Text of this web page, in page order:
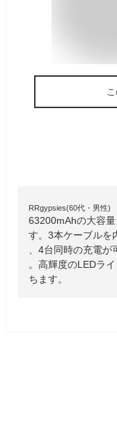
RRgypsies(60代・男性)
63200mAhの大容
す。3本ケーブルを
、4台同時の充電
。高輝度のLEDラ
ちます。